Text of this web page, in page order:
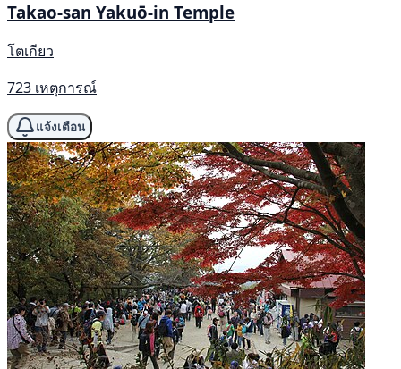
Takao-san Yakuō-in Temple
โตเกียว
723 เหตุการณ์
แจ้งเตือน